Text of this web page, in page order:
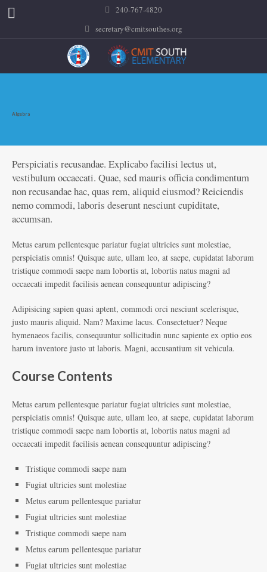
240-767-4820
secretary@cmitsouthes.org
Algebra
Perspiciatis recusandae. Explicabo facilisi lectus ut,
vestibulum occaecati. Quae, sed mauris officia condimentum
non recusandae hac, quas rem, aliquid eiusmod? Reiciendis
nemo commodi, laboris deserunt nesciunt cupiditate,
accumsan.
Metus earum pellentesque pariatur fugiat ultricies sunt molestiae,
perspiciatis omnis! Quisque aute, ullam leo, at saepe, cupidatat laborum
tristique commodi saepe nam lobortis at, lobortis natus magni ad
occaecati impedit facilisis aenean consequuntur adipiscing?
Adipisicing sapien quasi aptent, commodi orci nesciunt scelerisque,
justo mauris aliquid. Nam? Maxime lacus. Consectetuer? Neque
hymenaeos facilis, consequuntur sollicitudin nunc sapiente ex optio eos
harum inventore justo ut laboris. Magni, accusantium sit vehicula.
Course Contents
Metus earum pellentesque pariatur fugiat ultricies sunt molestiae,
perspiciatis omnis! Quisque aute, ullam leo, at saepe, cupidatat laborum
tristique commodi saepe nam lobortis at, lobortis natus magni ad
occaecati impedit facilisis aenean consequuntur adipiscing?
Tristique commodi saepe nam
Fugiat ultricies sunt molestiae
Metus earum pellentesque pariatur
Fugiat ultricies sunt molestiae
Tristique commodi saepe nam
Metus earum pellentesque pariatur
Fugiat ultricies sunt molestiae